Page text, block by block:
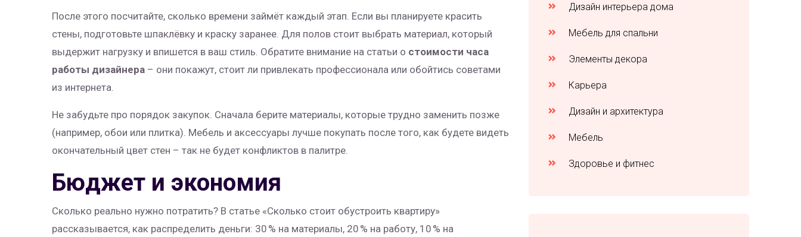
После этого посчитайте, сколько времени займёт каждый этап. Если вы планируете красить
стены, подготовьте шпаклёвку и краску заранее. Для полов стоит выбрать материал, который
выдержит нагрузку и впишется в ваш стиль. Обратите внимание на статьи о стоимости часа
работы дизайнера – они покажут, стоит ли привлекать профессионала или обойтись советами
из интернета.
Не забудьте про порядок закупок. Сначала берите материалы, которые трудно заменить позже
(например, обои или плитка). Мебель и аксессуары лучше покупать после того, как будете видеть
окончательный цвет стен – так не будет конфликтов в палитре.
Бюджет и экономия
Сколько реально нужно потратить? В статье «Сколько стоит обустроить квартиру»
рассказывается, как распределить деньги: 30 % на материалы, 20 % на работу, 10 % на
Дизайн интерьера дома
Мебель для спальни
Элементы декора
Карьера
Дизайн и архитектура
Мебель
Здоровье и фитнес